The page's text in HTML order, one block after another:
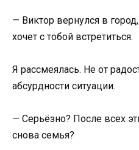
— Виктор вернулся в
хочет с тобой встретиться.
Я рассмеялась. Не от
абсурдности ситуации.
— Серьёзно? После всех
снова семья?